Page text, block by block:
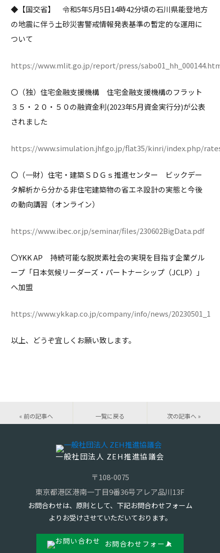
◆【国交省】 令和5年5月5日14時42分頃の石川県能登地方
の地震に伴う土砂災害警戒情報発表基準の暫定的な運用に
ついて
https://www.mlit.go.jp/report/press/
〇（独）住宅金融支援機構 住宅金融支援機構のフラット
３５・２０・５０の融資金利(2023年5月資金実行分)が公表
されました
https://www.simulation.jhf.go.jp/flat35/kinri/index.php/
〇（一財）住宅・建築ＳＤＧｓ推進センター ビックデー
タ解析から分かる非住宅建築物の省エネ設計の実態と今後
の動向講習（オンライン）
https://www.ibec.or.jp/seminar/files/230602BigData.pdf
〇YKK AP 持続可能な脱炭素社会の実現を目指す企業グル
ープ「日本気候リーダーズ・パートナーシップ（JCLP）」
へ加盟
https://www.ykkap.co.jp/company/info/news/20230501_1
以上、どうぞ宜しくお願い致します。
« 前の記事へ 一覧に戻る 次の記事へ »
一般社団法人 ZEH推進協議会
〒108-0075
東京都港区港南一丁目9番36号アレア品川13F
お問合わせは、原則として、下記お問合わせフォーム
よりお受けさせていただいております。
お問合わせフォーム